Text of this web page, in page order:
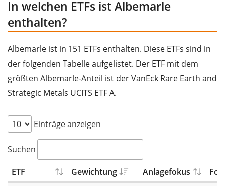
In welchen ETFs ist Albemarle
enthalten?
Albemarle ist in 151 ETFs enthalten. Diese ETFs sind in
der folgenden Tabelle aufgelistet. Der ETF mit dem
größten Albemarle-Anteil ist der VanEck Rare Earth and
Strategic Metals UCITS ETF A.
Einträge anzeigen
Suchen
ETF Gewichtung Anlagefokus